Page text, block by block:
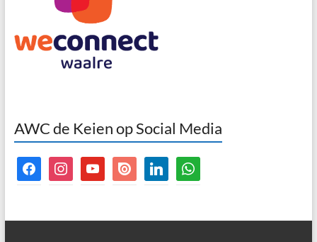
AWC de Keien op Social Media
facebookinstagramyoutubeissuu linkedinwhatsapp